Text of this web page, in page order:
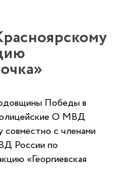
Победы в
О МВД
совместно с членами
России по
«Георгиевская